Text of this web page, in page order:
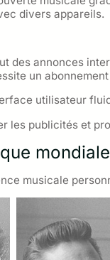
divers appareils.
des annonces
un
utilisateur
les publicités et
musicale